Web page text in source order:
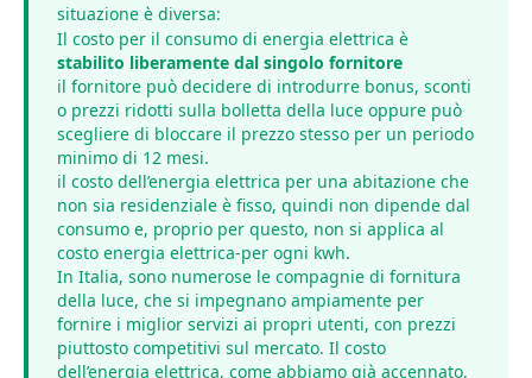
situazione è diversa:
Il costo per il consumo di energia elettrica è
stabilito liberamente dal singolo fornitore
il fornitore può decidere di introdurre bonus, sconti
o prezzi ridotti sulla bolletta della luce oppure può
scegliere di bloccare il prezzo stesso per un periodo
minimo di 12 mesi.
il costo dell’energia elettrica per una abitazione che
non sia residenziale è fisso, quindi non dipende dal
consumo e, proprio per questo, non si applica al
costo energia elettrica-per ogni kwh.
In Italia, sono numerose le compagnie di fornitura
della luce, che si impegnano ampiamente per
fornire i miglior servizi ai propri utenti, con prezzi
piuttosto competitivi sul mercato. Il costo
dell’energia elettrica, come abbiamo già accennato,